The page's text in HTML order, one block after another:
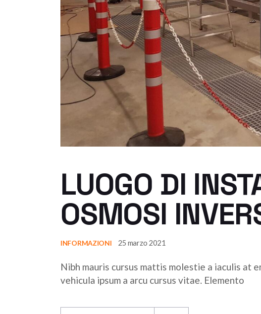
LUOGO DI
OSMOSI
INFORMAZIONI 25 marzo 2021
Nibh mauris cursus mattis molestie a iaculis at
vehicula ipsum a arcu cursus vitae. Elemento